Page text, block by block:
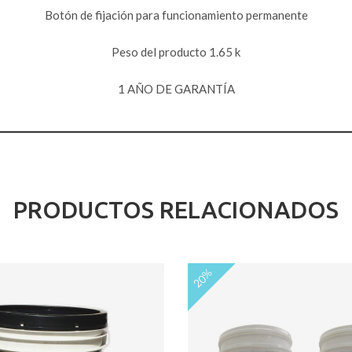
Botón de fijación para funcionamiento permanente
Peso del producto 1.65 k
1 AÑO DE GARANTÍA
PRODUCTOS RELACIONADOS
20%